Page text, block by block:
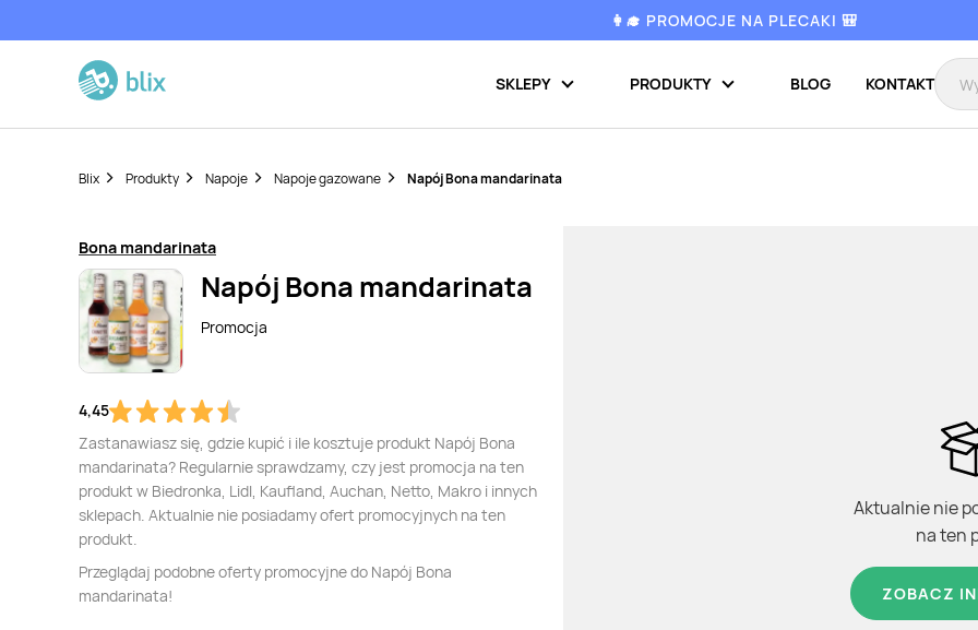
👩‍🎓 PROMOCJE NA PLECAKI 🎒
SKLEPY PRODUKTY BLOG KONTAKT
Blix Produkty Napoje Napoje gazowane Napój Bona mandarinata
Bona mandarinata
Napój Bona mandarinata
Promocja
4,45
Zastanawiasz się, gdzie kupić i ile kosztuje produkt Napój Bona
mandarinata? Regularnie sprawdzamy, czy jest promocja na ten
produkt w Biedronka, Lidl, Kaufland, Auchan, Netto, Makro i innych
sklepach. Aktualnie nie posiadamy ofert promocyjnych na ten
produkt.
Przeglądaj podobne oferty promocyjne do Napój Bona
mandarinata!
Aktualnie nie
na ten
ZOBACZ